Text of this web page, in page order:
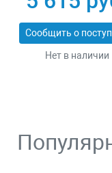
Нет в наличии